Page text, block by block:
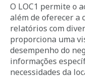
O LOC1 permite o
além de oferecer a
relatórios com
proporciona uma
desempenho do
informações
necessidades da